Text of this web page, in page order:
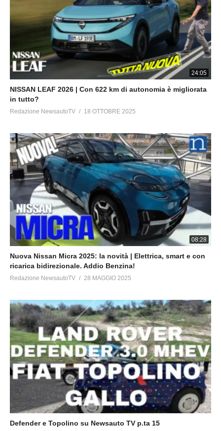
24:05
NISSAN LEAF 2026 | Con 622 km di autonomia è migliorata
in tutto?
Redazione NewsautoTV 18 OTTOBRE 2025
08:28
Nuova Nissan Micra 2025: la novità | Elettrica, smart e con
ricarica bidirezionale. Addio Benzina!
Redazione NewsautoTV 28 MAGGIO 2025
Defender e Topolino su Newsauto TV p.ta 15